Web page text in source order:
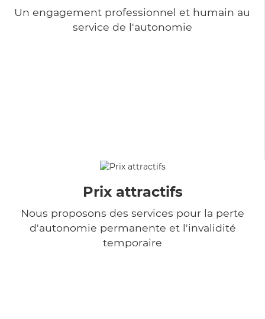
Un engagement professionnel et humain au
service de l'autonomie
Prix attractifs
Nous proposons des services pour la perte
d'autonomie permanente et l'invalidité
temporaire